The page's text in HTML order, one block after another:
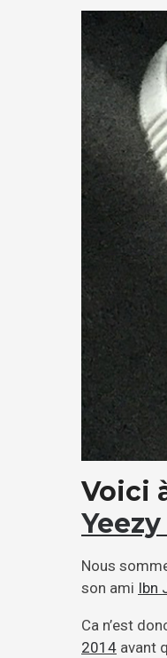
Voici
Nous
son ami Ibn
Ca n’est
2014 avant